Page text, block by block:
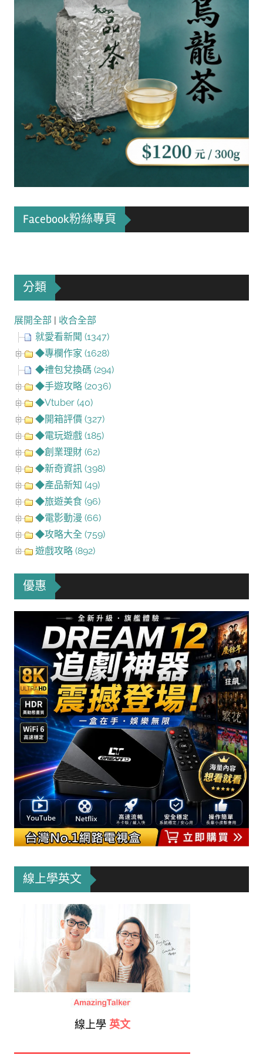
Facebook粉絲專頁
分類
展開全部 | 收合全部
就愛看新聞 (1347)
◆專欄作家 (1628)
◆禮包兌換碼 (294)
◆手遊攻略 (2036)
◆Vtuber (40)
◆開箱評價 (327)
◆電玩遊戲 (185)
◆創業理財 (62)
◆新奇資訊 (398)
◆產品新知 (49)
◆旅遊美食 (96)
◆電影動漫 (66)
◆攻略大全 (759)
遊戲攻略 (892)
優惠
線上學英文
線上學 英文